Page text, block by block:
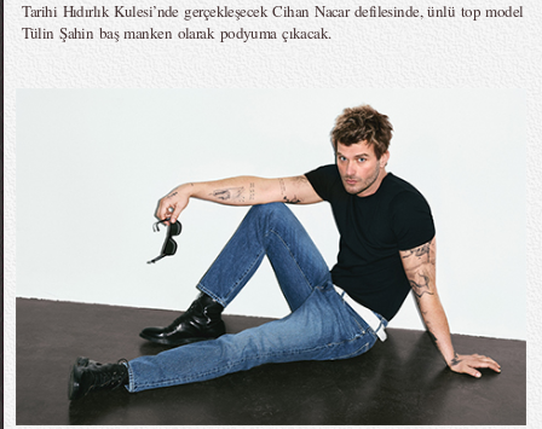
Tarihi Hıdırlık Kulesi’nde gerçekleşecek Cihan Nacar defilesinde, ünlü top model
Tülin Şahin baş manken olarak podyuma çıkacak.